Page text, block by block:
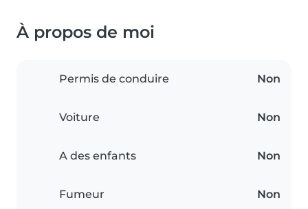
À propos de moi
Permis de conduire Non
Voiture Non
A des enfants Non
Fumeur Non